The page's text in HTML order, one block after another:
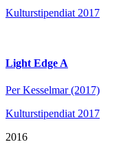
Kulturstipendiat 2017
Light Edge A
Per Kesselmar (2017)
Kulturstipendiat 2017
2016